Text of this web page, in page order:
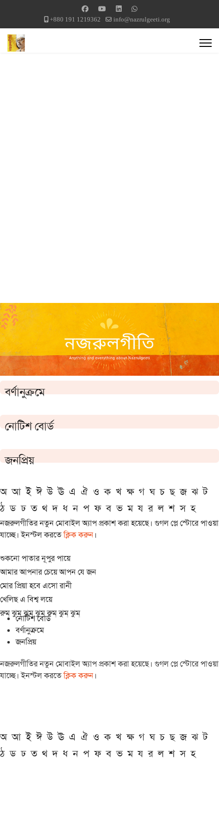
+880 191 1219362 info@nazrulgeeti.org
বর্ণানুক্রমে
নোটিশ বোর্ড
জনপ্রিয়
অ আ ই ঈ উ ঊ এ ঐ ও ক খ ক্ষ গ ঘ চ ছ জ ঝ ট
ঠ ড ঢ ত থ দ ধ ন প ফ ব ভ ম য র ল শ স হ
নজরুলগীতির নতুন মোবাইল অ্যাপ প্রকাশ করা হয়েছে। গুগল প্লে স্টোরে পাওয়া
যাচ্ছে। ইনস্টল করতেক্লিক করুন।
শুকনো পাতার নূপুর পায়ে
আমার আপনার চেয়ে আপন যে জন
মোর প্রিয়া হবে এসো রানী
খেলিছ এ বিশ্ব লয়ে
রুম্ ঝুম্ ঝুম্ ঝুম্ রুম্ ঝুম্ ঝুম্
নোটিশ বোর্ড
বর্ণানুক্রমে
জনপ্রিয়
নজরুলগীতির নতুন মোবাইল অ্যাপ প্রকাশ করা হয়েছে। গুগল প্লে স্টোরে পাওয়া
যাচ্ছে। ইনস্টল করতেক্লিক করুন।
অ আ ই ঈ উ ঊ এ ঐ ও ক খ ক্ষ গ ঘ চ ছ জ ঝ ট
ঠ ড ঢ ত থ দ ধ ন প ফ ব ভ ম য র ল শ স হ